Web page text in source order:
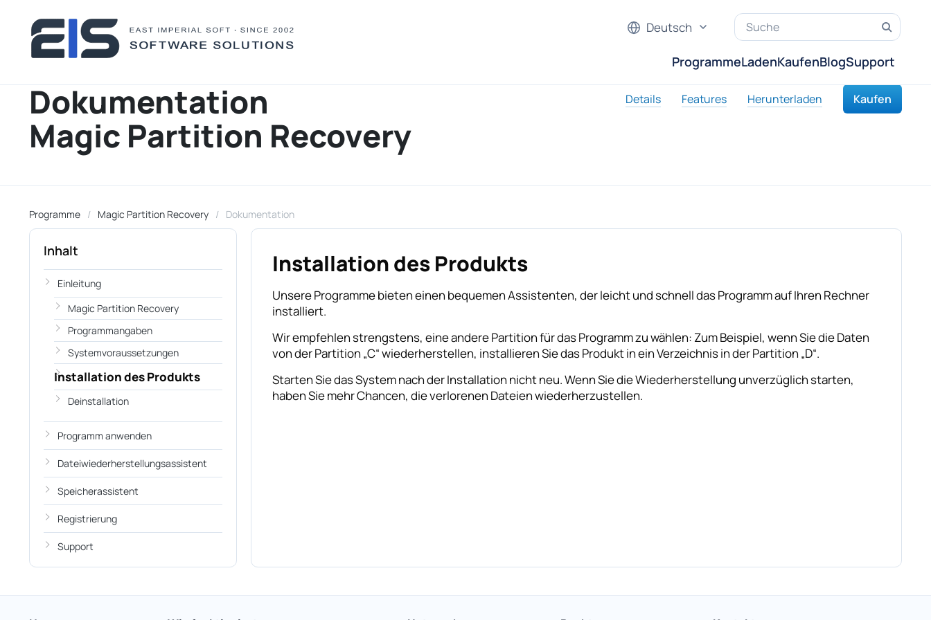
ProgrammeLadenKaufenBlogSupport
Deutsch
Dokumentation
Magic Partition Recovery
Details Features Herunterladen Kaufen
Programme Magic Partition Recovery Dokumentation
Installation des Produkts
Unsere Programme bieten einen bequemen Assistenten, der leicht und schnell das Programm auf Ihren Rechner
installiert.
Wir empfehlen strengstens, eine andere Partition für das Programm zu wählen: Zum Beispiel, wenn Sie die Daten
von der Partition „C“ wiederherstellen, installieren Sie das Produkt in ein Verzeichnis in der Partition „D“.
Starten Sie das System nach der Installation nicht neu. Wenn Sie die Wiederherstellung unverzüglich starten,
haben Sie mehr Chancen, die verlorenen Dateien wiederherzustellen.
Inhalt
Einleitung
Magic Partition Recovery
Programmangaben
Systemvoraussetzungen
Installation des Produkts
Deinstallation
Programm anwenden
Dateiwiederherstellungsassistent
Speicherassistent
Registrierung
Support